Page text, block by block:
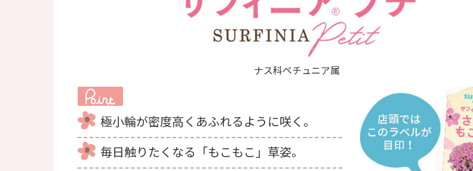
ナス科ペチュニア属
極小輪が密度高くあふれるように咲く。
毎日触りたくなる「もこもこ」草姿。